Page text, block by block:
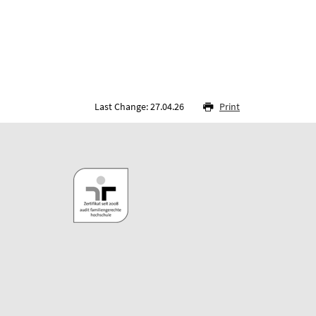
Last Change: 27.04.26 Print